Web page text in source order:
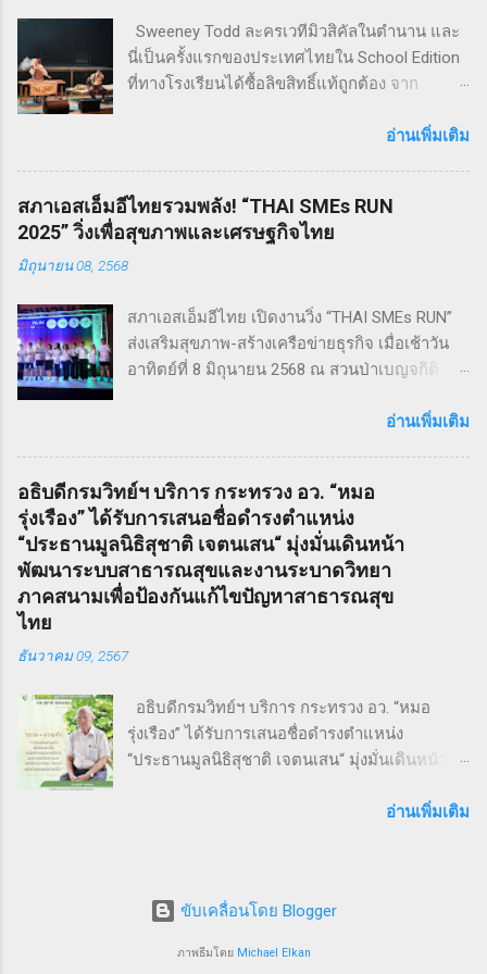
Sweeney Todd ละครเวทีมิวสิคัลในตำนาน และ
นี่เป็นครั้งแรกของประเทศไทยใน School Edition
ที่ทางโรงเรียนได้ซื้อลิขสิทธิ์แท้ถูกต้อง จาก
ขวัญ ฆาตกรรม ทำให้เหมาะกับผู้แสดง โดย
!! โดยเลือกเป็น School Edition ที่ลดบทให้ดู
เหมาะสม แต่ยังคงไว้ซึ่งความเข้มข้น! กำกับการ
แสดงโดย ดำเกิง ฐิตะปิยะศักดิ์ หรือ คุณบิ๊ก
ช่างตัดผมชาวอังกฤษ ที่สูญเสียภรรยาและลูกไป
จนเกิดเป็นความแค้นที่นำไปสู่โศกอนาถตกรรม
เลวร้ายในที่สุด โดยตัวละคร Sweeney Todd มีต้น
ความนิยมอย่างต่อเนื่อง ซึ่งรู้จักกันในชื่อ Penny
ฤดูหนาวของปี ค.ศ. 1846 – 1847 เรื่องราวของ
Sweeney Todd ยังเคยถูกนำไปดัดแปลงเป็น
ภาพยนตร์เพลงด้วยชื่อเดียวกันในปี ค.ศ. 2007
หรือ พ.ศ. 2550 ซึ่งกำกับโดย Timothy Walter
Burt...
อ่านเพิ่มเติม
สภาเอสเอ็มอีไทยรวมพลัง! “THAI SMEs RUN
2025” วิ่งเพื่อสุขภาพและเศรษฐกิจไทย
มิถุนายน 08, 2568
สภาเอสเอ็มอีไทย เปิดงานวิ่ง “THAI SMEs RUN”
ส่งเสริมสุขภาพ-สร้างเครือข่ายธุรกิจ เมื่อเช้าวัน
อาทิตย์ที่ 8 มิถุนายน 2568 ณ สวนป่าเบญจกิติ
ไทย (สภาเอสเอ็มอีไทย) จัดงานวิ่งมินิมาราธอน
ข่ายธุรกิจระหว่าง ผู้ประกอบการ SMEs และ
ประชาชน ทั่วไป ภายใต้แนวคิด “We Go We
Grow We Goal” ที่เน้นการก้าวไปข้างหน้า เติบโต
อย่างมั่นคง และมุ่งสู่เป้าหมายร่วมกัน งานวิ่ง THAI
SMEs RUN: สุขภาพดี เครือข่ายแน่น งานนี้เต็มไป
Marathon (9 กม.) และ Fun Run (4.5 กม.) ผู้เข้า
ลุ้นถ้วยรางวัล Overall สำหรับผู้เข้าเส้นชัยอันดับ
ต้น ๆ นอกจากส่งเสริมสุขภาพ งานนี้ยังเป็นเวที
สำคัญสำหรับ การสร้างเครือข่ายธุรกิจ แลก
SMEs ไทย ผู้นำและผู้สนับสนุนงานวิ่ง THAI SMEs
อ่านเพิ่มเติม
อธิบดีกรมวิทย์ฯ บริการ กระทรวง อว. “หมอ
รุ่งเรือง” ได้รับการเสนอชื่อดำรงตำแหน่ง
“ประธานมูลนิธิสุชาติ เจตนเสน“ มุ่งมั่นเดินหน้า
พัฒนาระบบสาธารณสุขและงานระบาดวิทยา
ภาคสนามเพื่อป้องกันแก้ไขปัญหาสาธารณสุข
ไทย
ธันวาคม 09, 2567
อธิบดีกรมวิทย์ฯ บริการ กระทรวง อว. “หมอ
รุ่งเรือง” ได้รับการเสนอชื่อดำรงตำแหน่ง
“ประธานมูลนิธิสุชาติ เจตนเสน“ มุ่งมั่นเดินหน้า
สนามเพื่อป้องกันแก้ไขปัญหาสาธารณสุขไทย 9
การเฝ้าระวังป้องกันควบคุมโรคโดยใช้พื้นฐานวิชา
ระบาดวิทยาภาคสนาม ซึ่งมีส่วนสำคัญให้ระบบ
อ่านเพิ่มเติม
ขับเคลื่อนโดย Blogger
ภาพธีมโดย Michael Elkan